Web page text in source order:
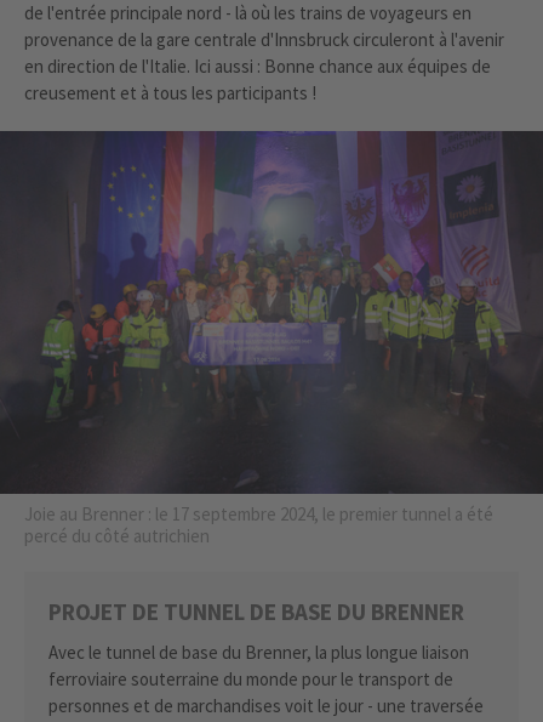
de l'entrée principale nord - là où les trains de voyageurs en
provenance de la gare centrale d'Innsbruck circuleront à l'avenir
en direction de l'Italie. Ici aussi : Bonne chance aux équipes de
creusement et à tous les participants !
Joie au Brenner : le 17 septembre 2024, le premier tunnel a été
percé du côté autrichien
PROJET DE TUNNEL DE BASE DU BRENNER
Avec le tunnel de base du Brenner, la plus longue liaison
ferroviaire souterraine du monde pour le transport de
personnes et de marchandises voit le jour - une traversée